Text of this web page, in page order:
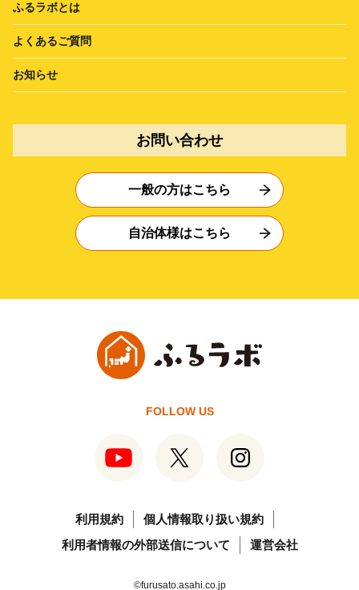
ふるラボとは
よくあるご質問
お知らせ
お問い合わせ
一般の方はこちら
自治体様はこちら
FOLLOW US
利用規約
個人情報取り扱い規約
利用者情報の外部送信について
運営会社
©furusato.asahi.co.jp